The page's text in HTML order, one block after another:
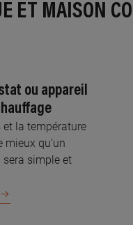
ET MAISON
ou appareil
et la température
mieux qu’un
simple et